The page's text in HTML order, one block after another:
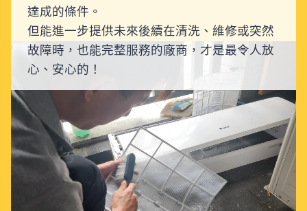
達成的條件。
但能進一步提供未來後續在清洗、維修或突然
故障時，也能完整服務的廠商，才是最令人放
心、安心的！